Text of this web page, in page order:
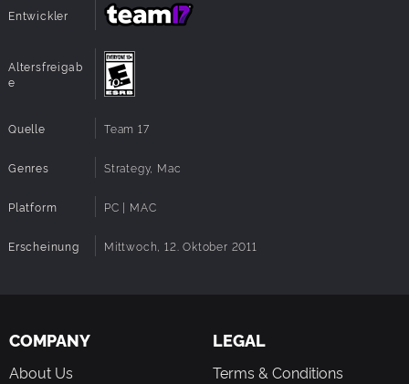
Entwickler
Altersfreigab
e
Quelle Team 17
Genres Strategy, Mac
Platform PC | MAC
Erscheinung Mittwoch, 12. Oktober 2011
COMPANY
About Us
LEGAL
Terms & Conditions